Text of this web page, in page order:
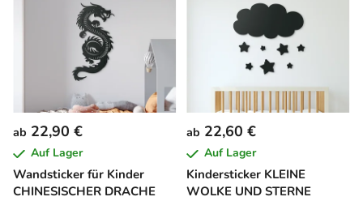
Wandsticker für Kinder
CHINESISCHER DRACHE
ab 22,90 €
Auf Lager
Kindersticker KLEINE
WOLKE UND STERNE
ab 22,60 €
Auf Lager